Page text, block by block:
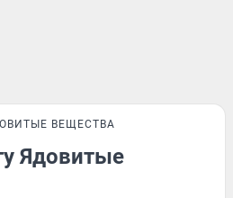
ВЕЩЕСТВА
Ядовитые